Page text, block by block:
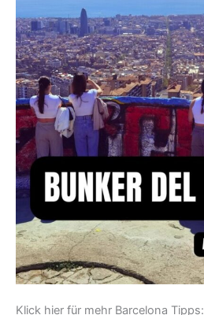
Klick hier für mehr Barcelona Tipps: